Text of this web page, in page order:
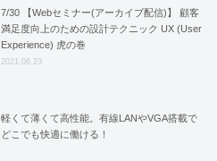
7/30 【Webセミナー(アーカイブ配信)】 顧客
満足度向上のための設計テクニック UX (User
Experience) 虎の巻
2021.06.23
軽くて薄くて高性能。有線LANやVGA搭載で
どこでも快適に働ける！